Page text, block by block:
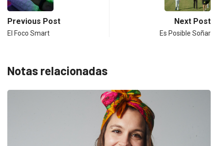
Previous Post
El Foco Smart
Next Post
Es Posible Soñar
Notas relacionadas